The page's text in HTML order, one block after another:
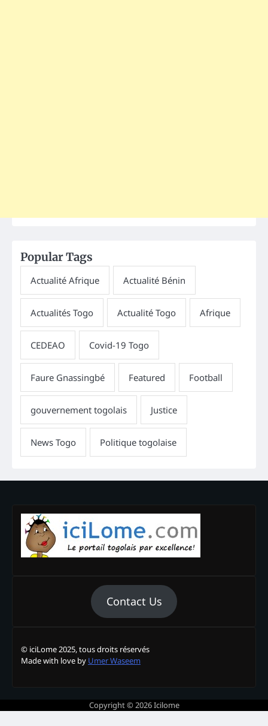
Popular Tags
Contact Us
© iciLome 2025, tous droits réservés
Made with love by Umer Waseem
Copyright © 2026Icilome